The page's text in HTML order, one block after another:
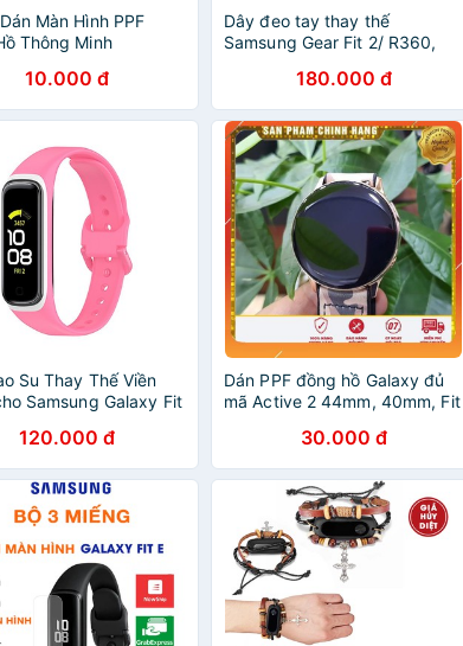
Màn Hình PPF
Thông Minh
2 Fit 2 pro Fit e
10.000 đ
Dây đeo tay thay thế
Samsung Gear Fit 2/ R360,
180.000 đ
Su Thay Thế Viền
Samsung Galaxy Fit
120.000 đ
Dán PPF đồng hồ Galaxy đủ
mã Active 2 44mm, 40mm, Fit
Gear 2, Gear 3, r381, S2
30.000 đ